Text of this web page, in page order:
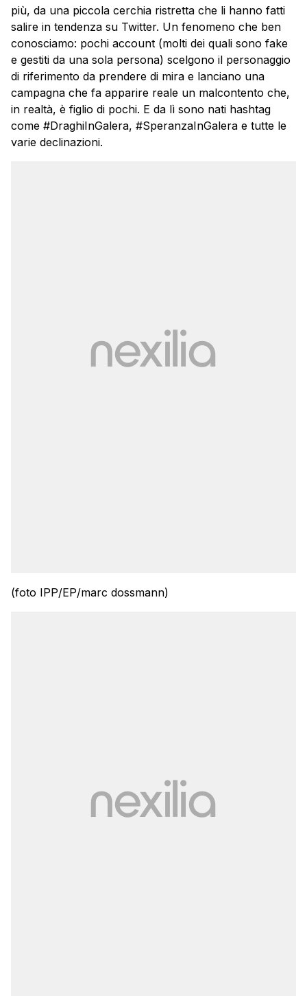
più, da una piccola cerchia ristretta che li hanno fatti
salire in tendenza su Twitter. Un fenomeno che ben
conosciamo: pochi account (molti dei quali sono fake
e gestiti da una sola persona) scelgono il personaggio
di riferimento da prendere di mira e lanciano una
campagna che fa apparire reale un malcontento che,
in realtà, è figlio di pochi. E da lì sono nati hashtag
come #DraghiInGalera, #SperanzaInGalera e tutte le
varie declinazioni.
(foto IPP/EP/marc dossmann)